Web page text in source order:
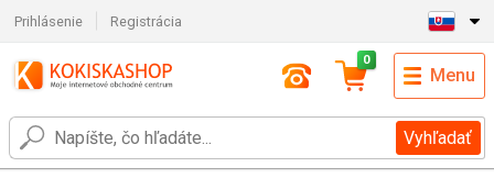
Prihlásenie Registrácia
Vyhľadať
0
Menu